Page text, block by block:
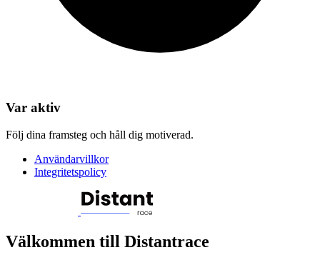
Var aktiv
Följ dina framsteg och håll dig motiverad.
Användarvillkor
Integritetspolicy
Välkommen till Distantrace